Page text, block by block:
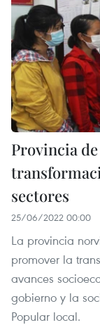
Provincia
sectores
25/06/2022 00:00
La provincia
promover la
avances
gobierno y la
Popular local.